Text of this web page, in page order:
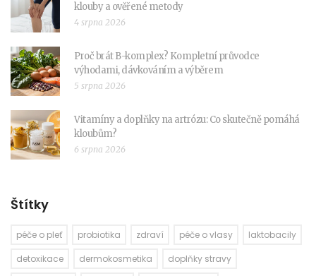
klouby a ověřené metody
4 srpna 2026
Proč brát B-komplex? Kompletní průvodce
výhodami, dávkováním a výběrem
5 srpna 2026
Vitamíny a doplňky na artrózu: Co skutečně pomáhá
kloubům?
6 srpna 2026
Štítky
péče o pleť probiotika zdraví péče o vlasy
laktobacily
detoxikace
dermokosmetika
doplňky stravy